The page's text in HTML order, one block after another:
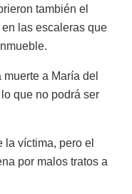
también el
las escaleras que
a María del
que no podrá ser
la víctima, pero el
por malos tratos a